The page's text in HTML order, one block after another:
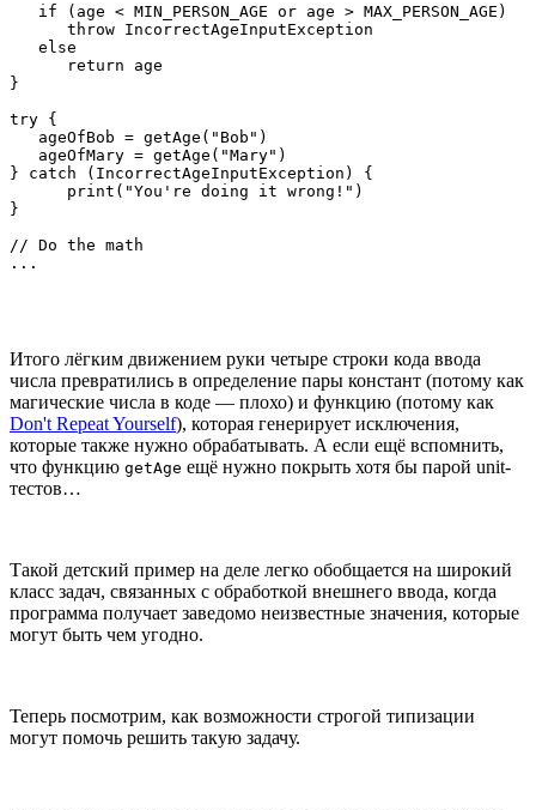
   if (age < MIN_PERSON_AGE or age > MAX_PERSON_AGE)
      throw IncorrectAgeInputException
   else
      return age
}
try {
   ageOfBob = getAge("Bob")
   ageOfMary = getAge("Mary")
} catch (IncorrectAgeInputException) {
      print("You're doing it wrong!")
}
// Do the math
...
Итого лёгким движением руки четыре строки кода ввода
числа превратились в определение пары констант (потому как
магические числа в коде — плохо) и функцию (потому как
Don't Repeat Yourself), которая генерирует исключения,
которые также нужно обрабатывать. А если ещё вспомнить,
что функцию getAge ещё нужно покрыть хотя бы парой unit-
тестов…
Такой детский пример на деле легко обобщается на широкий
класс задач, связанных с обработкой внешнего ввода, когда
программа получает заведомо неизвестные значения, которые
могут быть чем угодно.
Теперь посмотрим, как возможности строгой типизации
могут помочь решить такую задачу.